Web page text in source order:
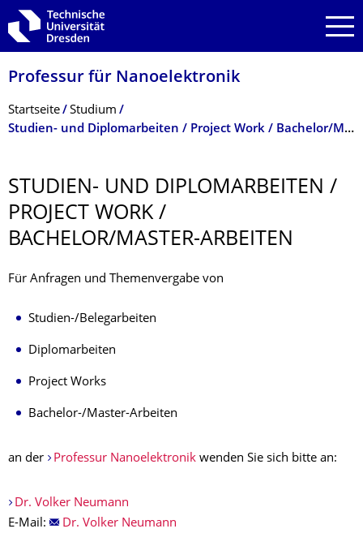
Zur Hauptnavigation springen
Zur Suche springen
Zum Inhalt springen
Professur für Nanoelektronik
Breadcrumb-Menü
Startseite
Studium
Studien- und Diplomarbeiten / Project Work / Bachelor/Master-Arbeiten
STUDIEN- UND DIPLOMARBEITEN /
PROJECT WORK /
BACHELOR/MASTER-ARBEITEN
Für Anfragen und Themenvergabe von
Studien-/Belegarbeiten
Diplomarbeiten
Project Works
Bachelor-/Master-Arbeiten
an der Professur Nanoelektronikwenden Sie sich bitte an:
Dr. Volker Neumann
E-Mail:
Dr. Volker Neumann